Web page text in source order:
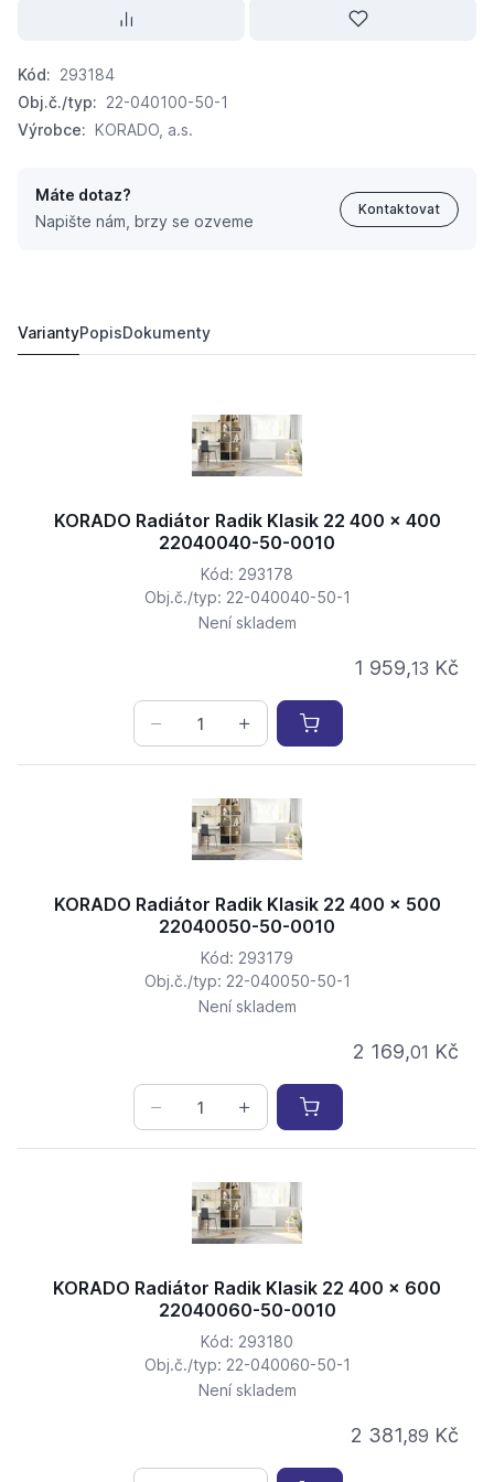
Kód: 293184
Obj.č./typ: 22-040100-50-1
Výrobce: KORADO, a.s.
Máte dotaz?
Napište nám, brzy se ozveme
Kontaktovat
VariantyPopisDokumenty
KORADO Radiátor Radik Klasik 22 400 x 400
22040040-50-0010
Kód: 293178
Obj.č./typ: 22-040040-50-1
Není skladem
1 959,13 Kč
KORADO Radiátor Radik Klasik 22 400 x 500
22040050-50-0010
Kód: 293179
Obj.č./typ: 22-040050-50-1
Není skladem
2 169,01 Kč
KORADO Radiátor Radik Klasik 22 400 x 600
22040060-50-0010
Kód: 293180
Obj.č./typ: 22-040060-50-1
Není skladem
2 381,89 Kč